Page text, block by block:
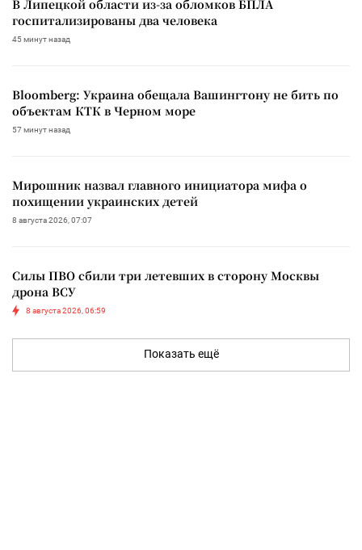
В Липецкой области из-за обломков БПЛА
госпитализированы два человека
45 минут назад
Bloomberg: Украина обещала Вашингтону не бить по
объектам КТК в Черном море
57 минут назад
Мирошник назвал главного инициатора мифа о
похищении украинских детей
8 августа 2026, 07:07
Силы ПВО сбили три летевших в сторону Москвы
дрона ВСУ
8 августа 2026, 06:59
Показать ещё